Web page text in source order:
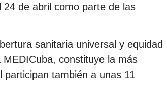
24 de abril como parte de las
sanitaria universal y equidad
constituye la más
también a unas 11